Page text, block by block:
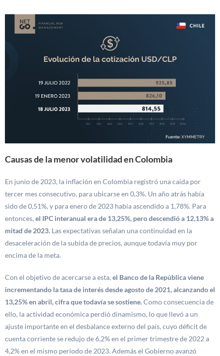
Causas de la menor volatilidad en Colombia
En junio de 2023, la inflación en Colombia registró una caída por
tercer mes consecutivo, para ubicarse en 0,3%. Un año atrás había
sido de 0,51%, y para enero de 2023 había ascendido a 1,78%. Para
entonces, el IPC interanual era de 13,25%, pero descendió a 12,13% a
mitad de 2023. Las expectativas señalan una continuidad en la
desaceleración de la subida de precios, aunque todavía muy por
encima de la meta.
Con el objetivo de acercarse a esta, el Banco de la República viene
incrementando la tasa de interés desde agosto de 2021, alcanzando el
13,25% en abril, cifra que todavía se sostiene.Como consecuencia de
ello, la actividad económica perdió dinamismo, lo que llevó a un
ajuste importante en el desbalance externo del país, cuyo déficit de
cuenta corriente se redujo de 6,2% en el primer trimestre de 2022 a
4,2% en el mismo periodo de 2023. Además el Gobierno avanzó